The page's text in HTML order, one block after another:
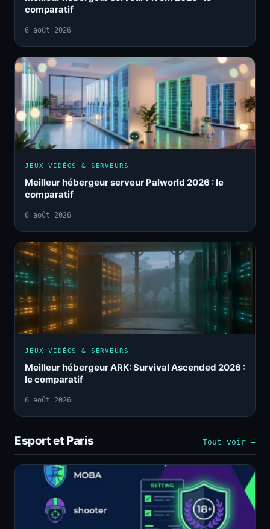
comparatif
6 août 2026
JEUX VIDÉOS & SERVEURS
Meilleur hébergeur serveur Palworld 2026 : le
comparatif
6 août 2026
JEUX VIDÉOS & SERVEURS
Meilleur hébergeur ARK: Survival Ascended 2026 :
le comparatif
6 août 2026
Esport et Paris Tout voir →